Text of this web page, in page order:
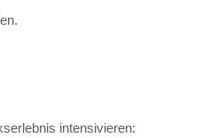
intensivieren: